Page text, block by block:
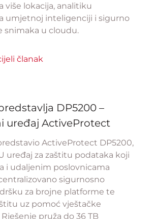
više lokacija, analitiku
umjetnoj inteligenciji i sigurno
snimaka u cloudu.
članak
DP5200 –
uređaj ActiveProtect
ActiveProtect DP5200,
uređaj za zaštitu podataka koji
i udaljenim poslovnicama
sigurnosno
za brojne platforme te
uz pomoć vještačke
pruža do 36 TB